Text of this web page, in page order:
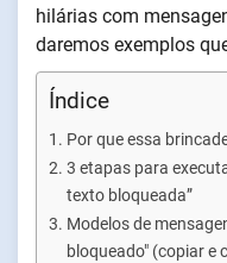
hilárias com
daremos exemplos
Índice
Por que essa
3 etapas para
texto bloqueada”
Modelos de
bloqueado" (copiar e